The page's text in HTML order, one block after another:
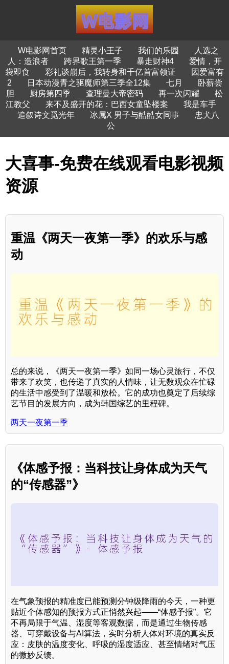
W电影网首页 精灵小王子 我们的乐园
人选之
人：造浪者
跨界歌王第一季 暴走财神4
爱情，开
袋即食
彩礼谈崩后，我转身和千亿首富领证
因爱富有
2
日本动漫青之驱魔师第三季全12集 七月
卧薪尝
胆
厨房第四季 查理曼大帝密码 再一次闪耀
松
江教父
来不及盛开的花：巴西女童坠楼案
我是车手
追叙诗文觅光年
冰属X 男子与酷酷女同事
忠犬八
公
大喜事-免费在线观看电影视频
资源
重温《两天一夜第一季》的欢乐与感
动
总的来说，《两天一夜第一季》如同一场心灵旅行，不仅
带来了欢笑，也传递了真实的人情味，让无数观众在忙碌
的生活中感受到了温暖和放松。它的成功也奠定了后续综
艺节目的发展方向，成为韩国综艺的里程碑。
两天一夜第一季
《体感予报：当科技让身体成为天气
的“传感器”》
在气象预报的精准度已能预测分钟级降雨的今天，一种更
贴近个体感知的预报方式正悄然兴起——“体感予报”。它
不再局限于气温、湿度等客观数据，而是通过生物传感
器、可穿戴设备与AI算法，实时分析人体对环境的真实反
应：皮肤的温度变化、呼吸的湿度适应、甚至情绪对气压
的微妙反馈。